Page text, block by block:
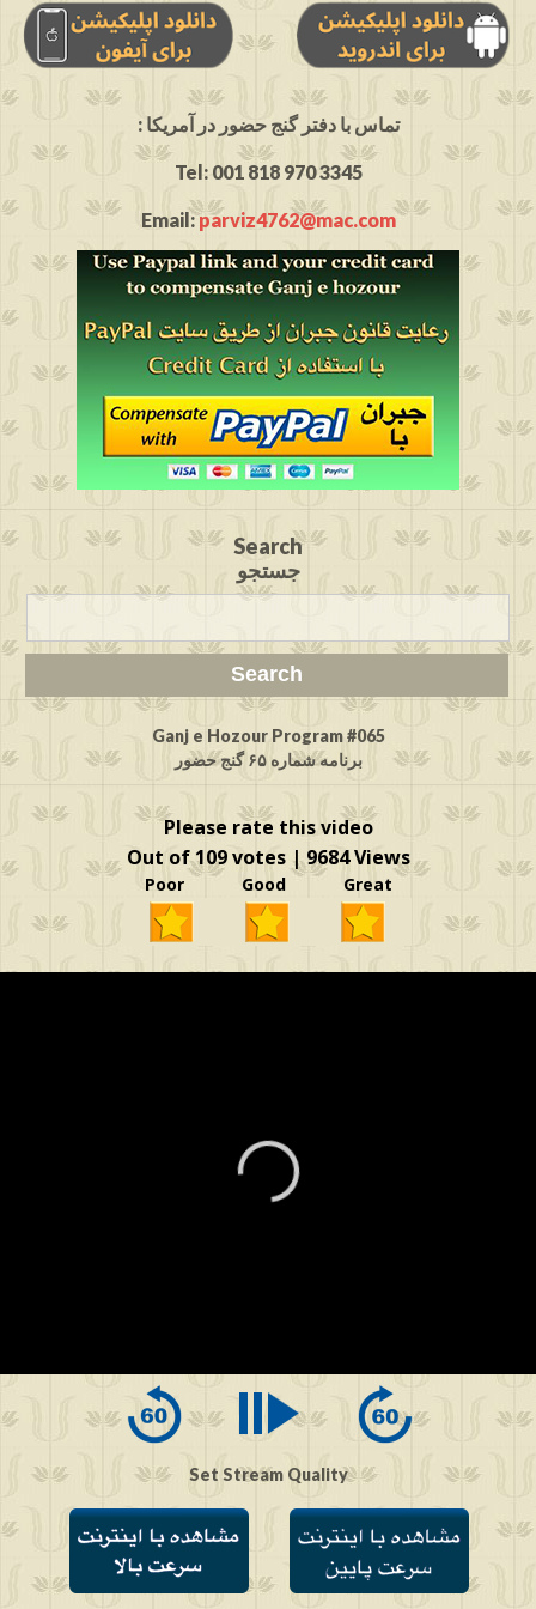
: تماس با دفتر گنج حضور در آمریکا
Tel: 001 818 970 3345
Email:parviz4762@mac.com
Search
جستجو
Ganj e Hozour Program #065
برنامه شماره ۶۵ گنج حضور
Please rate this video
Out of 109 votes | 9684 Views
Poor Good Great
of
Set Stream Quality